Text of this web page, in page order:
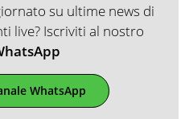
su ultime news di
live? Iscriviti al nostro
WhatsApp